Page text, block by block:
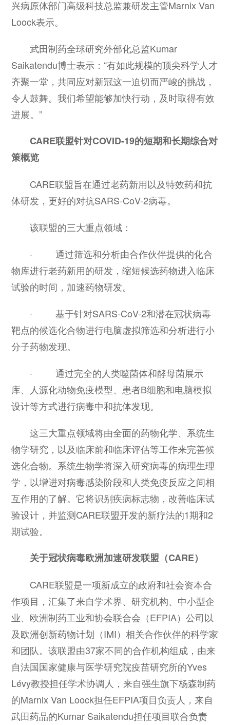
兴病原体部门高级科技总监兼研发主管Marnix Van
Loock表示。
武田制药全球研究外部化总监Kumar
Saikatendu博士表示：“有如此规模的顶尖科学人才
齐聚一堂，共同应对新冠这一迫切而严峻的挑战，
令人鼓舞。我们希望能够加快行动，及时取得有效
进展。”
CARE联盟针对COVID-19的短期和长期综合对
策概览
CARE联盟旨在通过老药新用以及特效药和抗
体研发，更好的对抗SARS-CoV-2病毒。
该联盟的三大重点领域：
· 通过筛选和分析由合作伙伴提供的化合
物库进行老药新用的研发，缩短候选药物进入临床
试验的时间，加速药物研发。
· 基于针对SARS-CoV-2和潜在冠状病毒
靶点的候选化合物进行电脑虚拟筛选和分析进行小
分子药物发现。
· 通过完全的人类噬菌体和酵母菌展示
库、人源化动物免疫模型、患者B细胞和电脑模拟
设计等方式进行病毒中和抗体发现。
这三大重点领域将由全面的药物化学、系统生
物学研究，以及临床前和临床评估等工作来完善候
选化合物。系统生物学将深入研究病毒的病理生理
学，以增进对病毒感染阶段和人类免疫反应之间相
互作用的了解。它将识别疾病标志物，改善临床试
验设计，并监测CARE联盟开发的新疗法的1期和2
期试验。
关于冠状病毒欧洲加速研发联盟（CARE）
CARE联盟是一项新成立的政府和社会资本合
作项目，汇集了来自学术界、研究机构、中小型企
业、欧洲制药工业和协会联合会（EFPIA）公司以
及欧洲创新药物计划（IMI）相关合作伙伴的科学家
和团队。该联盟由37家不同的合作机构组成，由来
自法国国家健康与医学研究院疫苗研究所的Yves
Lévy教授担任学术协调人，来自强生旗下杨森制药
的Marnix Van Loock担任EFPIA项目负责人，来自
武田药品的Kumar Saikatendu担任项目联合负责